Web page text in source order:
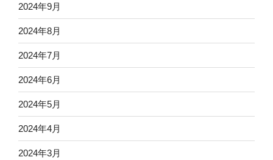
2024年9月
2024年8月
2024年7月
2024年6月
2024年5月
2024年4月
2024年3月